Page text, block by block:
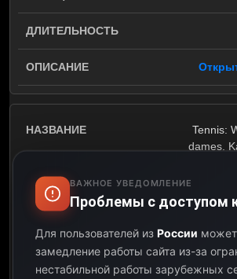
Tennis:
dames.
ВАЖНОЕ УВЕДОМЛЕНИЕ
Проблемы с доступом
Для пользователей из России
замедление работы сайта из-за
нестабильной работы зарубежных